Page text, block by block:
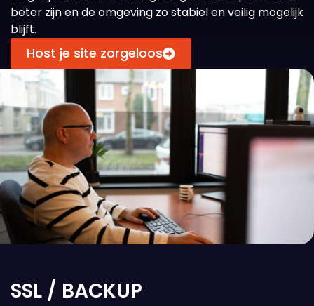
beter zijn en de omgeving zo stabiel en veilig mogelijk
blijft.
Host je site zorgeloos
SSL / BACKUP